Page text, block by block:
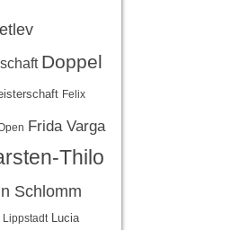
Doppel
Felix
Frida Varga
Thilo
Schlomm
Lippstadt
Lucia